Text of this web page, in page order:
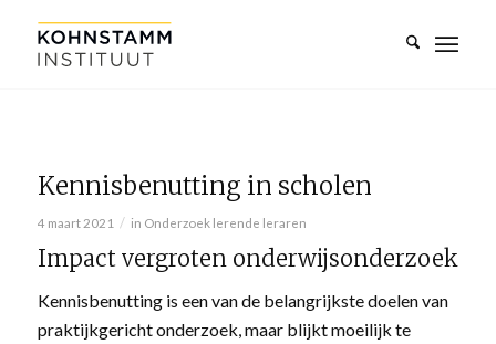
Kennisbenutting in scholen
4 maart 2021 / in Onderzoek lerende leraren
Impact vergroten onderwijsonderzoek
Kennisbenutting is een van de belangrijkste doelen van
praktijkgericht onderzoek, maar blijkt moeilijk te